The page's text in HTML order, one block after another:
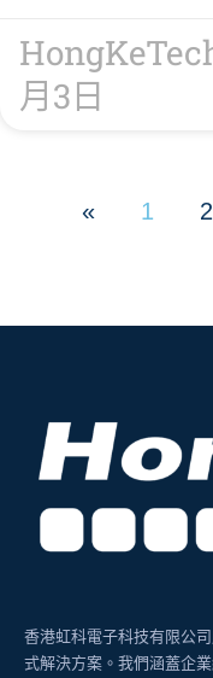
月3日
« 1 2
香港虹科電子科技有限公
式解決方案。我們涵蓋企